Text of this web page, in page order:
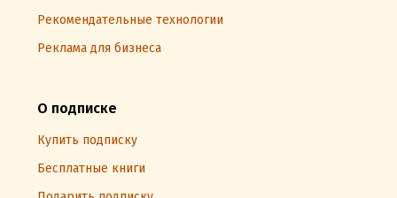
Рекомендательные технологии
Реклама для бизнеса
О подписке
Купить подписку
Бесплатные книги